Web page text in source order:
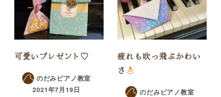
可愛いプレゼント♡
のだみピアノ教室
2021年7月19日
疲れも吹っ飛ぶかわい
さ
のだみピアノ教室